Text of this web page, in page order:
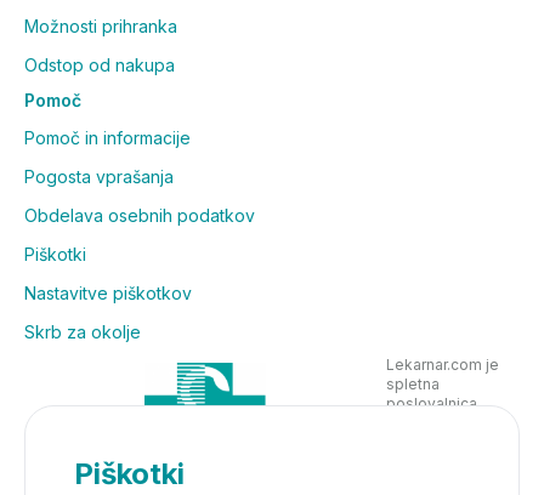
Možnosti prihranka
Odstop od nakupa
Pomoč
Pomoč in informacije
Pogosta vprašanja
Obdelava osebnih podatkov
Piškotki
Nastavitve piškotkov
Skrb za okolje
Lekarnar.com je
spletna
poslovalnica
Piškotki